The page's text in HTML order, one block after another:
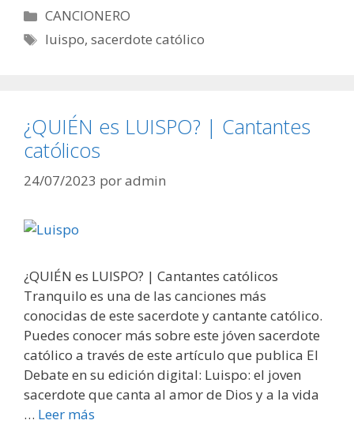
Categorías
CANCIONERO
Etiquetas
luispo,sacerdote católico
¿QUIÉN es LUISPO? | Cantantes
católicos
24/07/2023 poradmin
¿QUIÉN es LUISPO? | Cantantes católicos
Tranquilo es una de las canciones más
conocidas de este sacerdote y cantante católico.
Puedes conocer más sobre este jóven sacerdote
católico a través de este artículo que publica El
Debate en su edición digital: Luispo: el joven
sacerdote que canta al amor de Dios y a la vida
… Leer más